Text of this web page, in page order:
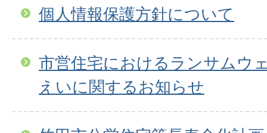
個人情報保護方針について
市営住宅におけるランサムウ
えいに関するお知らせ